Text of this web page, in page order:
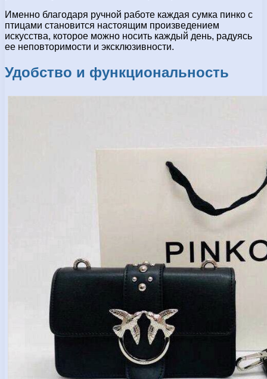
Именно благодаря ручной работе каждая сумка пинко с
птицами становится настоящим произведением
искусства, которое можно носить каждый день, радуясь
ее неповторимости и эксклюзивности.
Удобство и функциональность